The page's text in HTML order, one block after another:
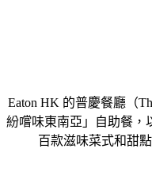
Eaton HK 的普慶餐廳（
紛嚐味東南亞」自助餐，
百款滋味菜式和甜